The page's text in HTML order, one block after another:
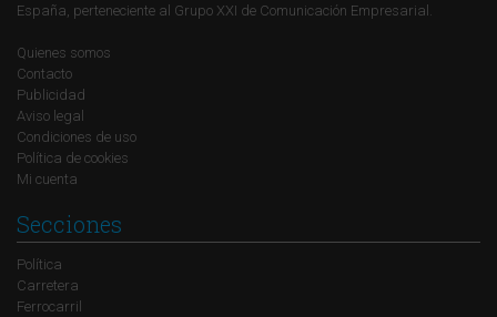
España, perteneciente al Grupo XXI de Comunicación Empresarial.
Quienes somos
Contacto
Publicidad
Aviso legal
Condiciones de uso
Política de cookies
Mi cuenta
Secciones
Política
Carretera
Ferrocarril